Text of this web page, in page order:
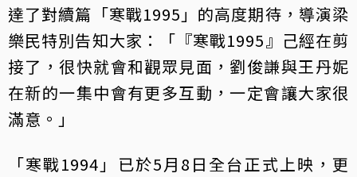
達了對續篇「寒戰1995」的高度期待，導演梁
樂民特別告知大家：「『寒戰1995』己經在剪
接了，很快就會和觀眾見面，劉俊謙與王丹妮
在新的一集中會有更多互動，一定會讓大家很
滿意。」
「寒戰1994」已於5月8日全台正式上映，更